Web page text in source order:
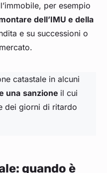
per esempio
dell’IMU e della
e su successioni o
catastale in alcuni
una sanzione il cui
dei giorni di ritardo
quando è